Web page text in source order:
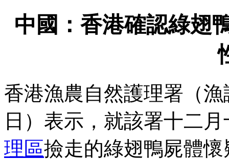
中國：香港確認綠翅
香港漁農自然護理署（
日）表示，就該署十二
理區撿走的綠翅鴨屍體